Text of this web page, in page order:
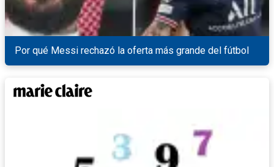
Por qué Messi rechazó la oferta más grande del fútbol